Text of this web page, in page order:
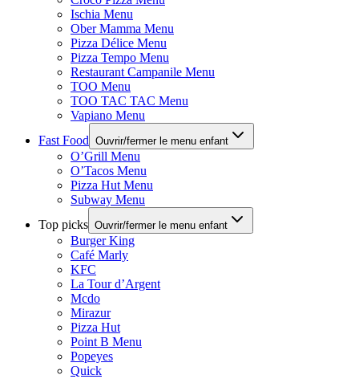
Ischia Menu
Ober Mamma Menu
Pizza Délice Menu
Pizza Tempo Menu
Restaurant Campanile Menu
TOO Menu
TOO TAC TAC Menu
Vapiano Menu
Fast Food Ouvrir/fermer le menu enfant
O’Grill Menu
O’Tacos Menu
Pizza Hut Menu
Subway Menu
Top picks Ouvrir/fermer le menu enfant
Burger King
Café Marly
KFC
La Tour d’Argent
Mcdo
Mirazur
Pizza Hut
Point B Menu
Popeyes
Quick